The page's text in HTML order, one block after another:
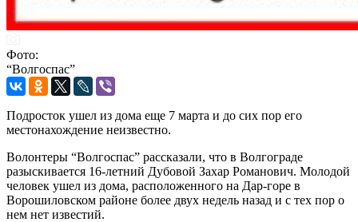
Фото:
“Волгоспас”
Подросток ушел из дома еще 7 марта и до сих пор его
местонахождение неизвестно.
Волонтеры “Волгоспас” рассказали, что в Волгограде
разыскивается 16-летний Дубовой Захар Романович. Молодой
человек ушел из дома, расположенного на Дар-горе в
Ворошиловском районе более двух недель назад и с тех пор о
нем нет известий.